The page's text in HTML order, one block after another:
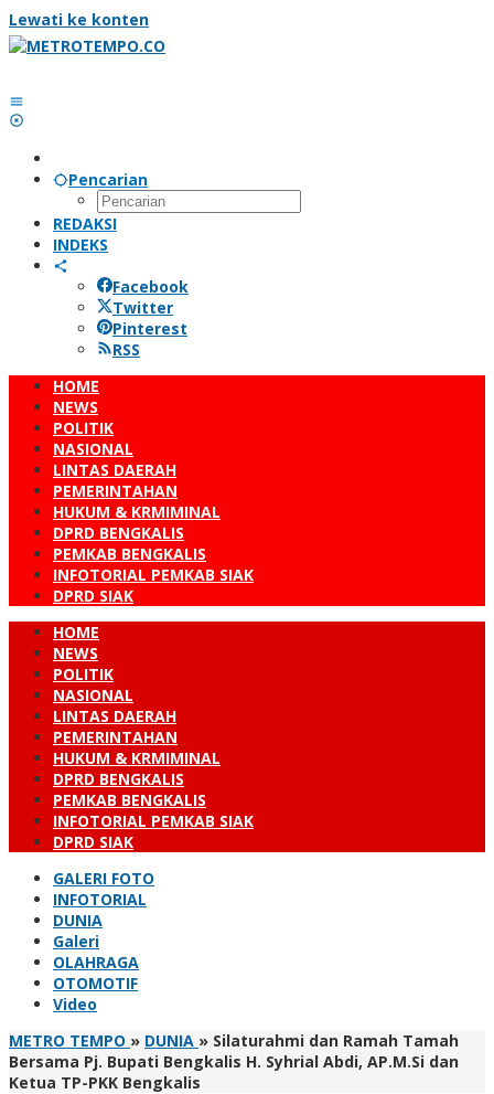
Lewati ke konten
Pencarian
REDAKSI
INDEKS
Facebook
Twitter
Pinterest
RSS
HOME
NEWS
POLITIK
NASIONAL
LINTAS DAERAH
PEMERINTAHAN
HUKUM & KRMIMINAL
DPRD BENGKALIS
PEMKAB BENGKALIS
INFOTORIAL PEMKAB SIAK
DPRD SIAK
HOME
NEWS
POLITIK
NASIONAL
LINTAS DAERAH
PEMERINTAHAN
HUKUM & KRMIMINAL
DPRD BENGKALIS
PEMKAB BENGKALIS
INFOTORIAL PEMKAB SIAK
DPRD SIAK
GALERI FOTO
INFOTORIAL
DUNIA
Galeri
OLAHRAGA
OTOMOTIF
Video
METRO TEMPO » DUNIA » Silaturahmi dan Ramah Tamah
Bersama Pj. Bupati Bengkalis H. Syhrial Abdi, AP.M.Si dan
Ketua TP-PKK Bengkalis